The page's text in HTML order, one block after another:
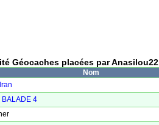
Géocaches placées par Anasilou22
Nom
BALADE 4